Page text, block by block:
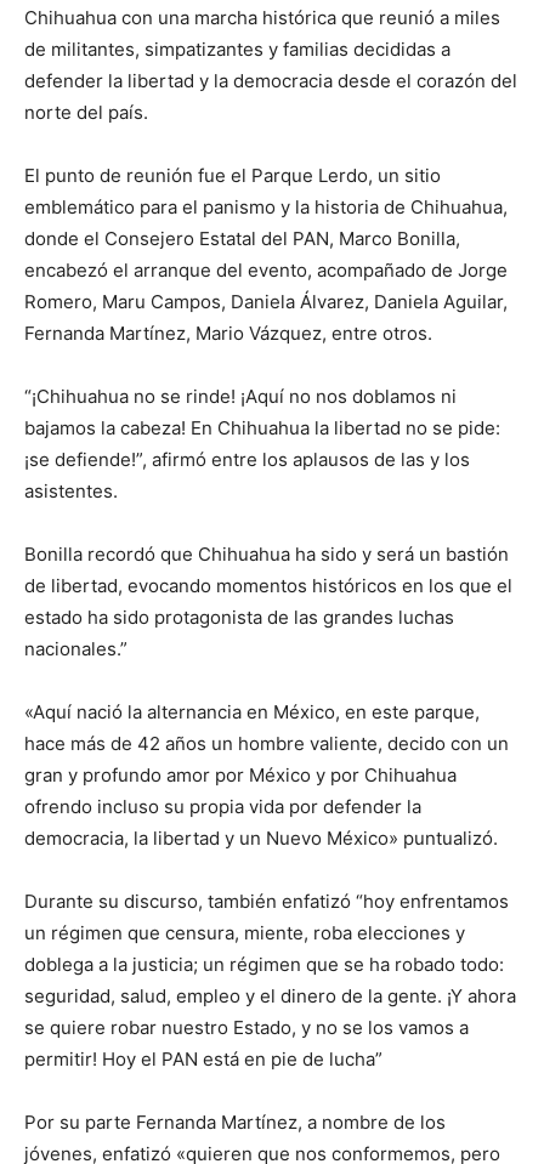
Chihuahua con una marcha histórica que reunió a miles
de militantes, simpatizantes y familias decididas a
defender la libertad y la democracia desde el corazón del
norte del país.
El punto de reunión fue el Parque Lerdo, un sitio
emblemático para el panismo y la historia de Chihuahua,
donde el Consejero Estatal del PAN, Marco Bonilla,
encabezó el arranque del evento, acompañado de Jorge
Romero, Maru Campos, Daniela Álvarez, Daniela Aguilar,
Fernanda Martínez, Mario Vázquez, entre otros.
“¡Chihuahua no se rinde! ¡Aquí no nos doblamos ni
bajamos la cabeza! En Chihuahua la libertad no se pide:
¡se defiende!”, afirmó entre los aplausos de las y los
asistentes.
Bonilla recordó que Chihuahua ha sido y será un bastión
de libertad, evocando momentos históricos en los que el
estado ha sido protagonista de las grandes luchas
nacionales.”
«Aquí nació la alternancia en México, en este parque,
hace más de 42 años un hombre valiente, decido con un
gran y profundo amor por México y por Chihuahua
ofrendo incluso su propia vida por defender la
democracia, la libertad y un Nuevo México» puntualizó.
Durante su discurso, también enfatizó “hoy enfrentamos
un régimen que censura, miente, roba elecciones y
doblega a la justicia; un régimen que se ha robado todo:
seguridad, salud, empleo y el dinero de la gente. ¡Y ahora
se quiere robar nuestro Estado, y no se los vamos a
permitir! Hoy el PAN está en pie de lucha”
Por su parte Fernanda Martínez, a nombre de los
jóvenes, enfatizó «quieren que nos conformemos, pero